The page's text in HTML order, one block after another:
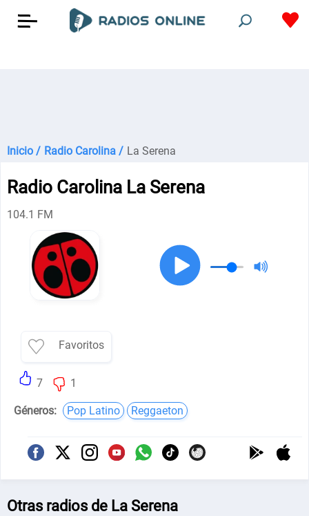
Inicio / Radio Carolina / La Serena
Radio Carolina La Serena
104.1 FM
Favoritos
7 1
Géneros: Pop Latino Reggaeton
Otras radios de La Serena